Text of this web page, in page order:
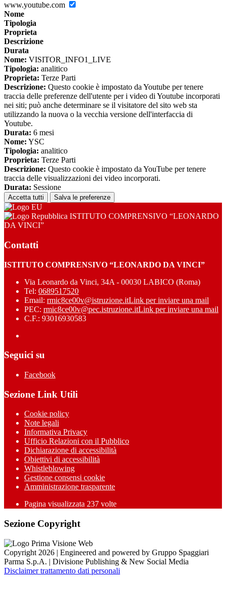
www.youtube.com
Nome
Tipologia
Proprieta
Descrizione
Durata
Nome: VISITOR_INFO1_LIVE
Tipologia: analitico
Proprieta: Terze Parti
Descrizione: Questo cookie è impostato da Youtube per tenere
traccia delle preferenze dell'utente per i video di Youtube incorporati
nei siti; può anche determinare se il visitatore del sito web sta
utilizzando la nuova o la vecchia versione dell'interfaccia di
Youtube.
Durata: 6 mesi
Nome: YSC
Tipologia: analitico
Proprieta: Terze Parti
Descrizione: Questo cookie è impostato da YouTube per tenere
traccia delle visualizzazioni dei video incorporati.
Durata: Sessione
Accetta tutti Salva le preferenze
ISTITUTO COMPRENSIVO “LEONARDO
DA VINCI”
Contatti
ISTITUTO COMPRENSIVO “LEONARDO DA VINCI”
Via Leonardo da Vinci, 34A - 00030 LABICO (Roma)
Tel: 0689517520
Email: rmic8ce00v@istruzione.itLink per inviare una mail
PEC: rmic8ce00v@pec.istruzione.itLink per inviare una mail
C.F.: 93016930583
Seguici su
Facebook
Sezione Link Utili
Cookie policy
Note legali
Informativa Privacy
Ufficio Relazioni con il Pubblico
Dichiarazione di accessibilità
Obiettivi di accessibilità
Whistleblowing
Gestione consensi cookie
Amministrazione trasparente
Pagina visualizzata 237 volte
Sezione Copyright
Copyright 2026 | Engineered and powered by Gruppo Spaggiari
Parma S.p.A. | Divisione Publishing & New Social Media
Disclaimer trattamento dati personali